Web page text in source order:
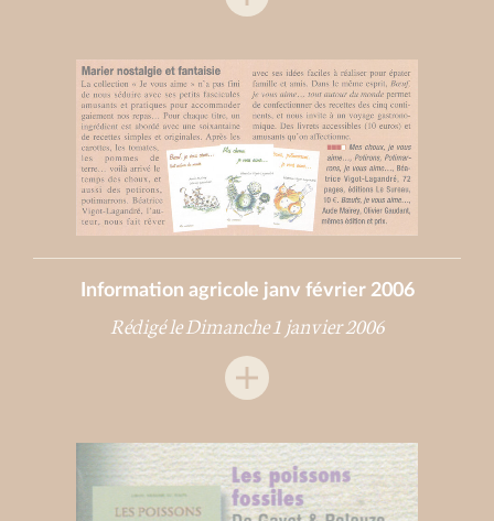
Information agricole janv février 2006
Rédigé le Dimanche 1 janvier 2006